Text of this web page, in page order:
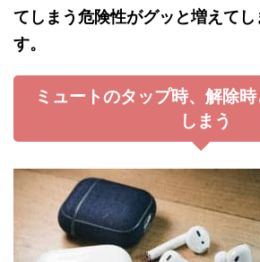
てしまう危険性がグッと増えてし
す。
ミュートのタップ時、解除
しまう